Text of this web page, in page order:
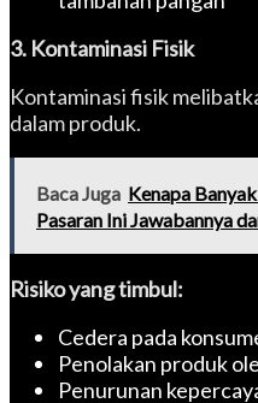
3. Kontaminasi Fisik
Kontaminasi fisik
dalam produk.
Baca Juga Kenapa
Pasaran Ini Jawabannya
Risiko yang timbul:
Cedera pada
Penolakan produk
Penurunan